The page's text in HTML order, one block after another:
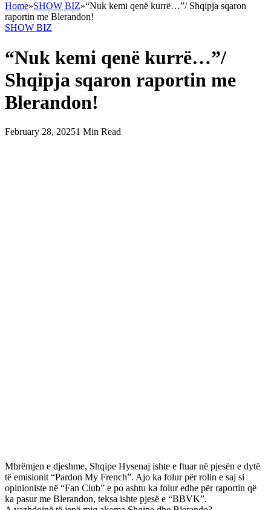
Home»SHOW BIZ»“Nuk kemi qenë kurrë…”/ Shqipja sqaron
raportin me Blerandon!
SHOW BIZ
“Nuk kemi qenë kurrë…”/
Shqipja sqaron raportin me
Blerandon!
February 28, 20251 Min Read
Mbrëmjen e djeshme, Shqipe Hysenaj ishte e ftuar në pjesën e dytë
të emisionit “Pardon My French”. Ajo ka folur për rolin e saj si
opinioniste në “Fan Club” e po ashtu ka folur edhe për raportin që
ka pasur me Blerandon, teksa ishte pjesë e “BBVK”.